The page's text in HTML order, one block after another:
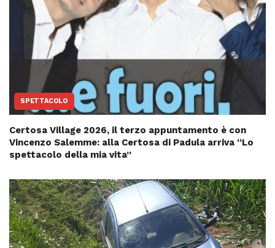
SPETTACOLO
Certosa Village 2026, il terzo appuntamento è con
Vincenzo Salemme: alla Certosa di Padula arriva “Lo
spettacolo della mia vita”